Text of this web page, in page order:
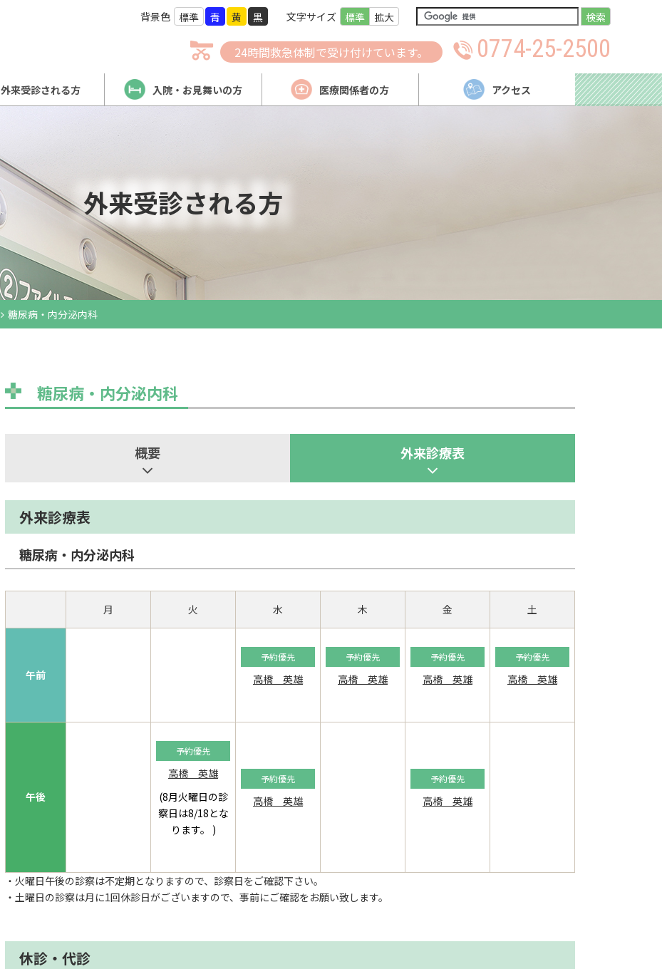
検索
文字サイズ 標準 拡大
背景色 標準 青 黄 黒
24時間救急体制で受け付けています。 0774-25-2500
外来受診される方 入院・お見舞いの方 医療関係者の方 アクセス
外来受診される方
糖尿病・内分泌内科
糖尿病・内分泌内科
概要 外来診療表
外来診療表
糖尿病・内分泌内科
月 火 水 木 金 土
午前
予約優先
高橋 英雄
予約優先
高橋 英雄
予約優先
高橋 英雄
予約優先
高橋 英雄
午後
予約優先
高橋 英雄
(8月火曜日の診
察日は8/18とな
ります。 )
予約優先
高橋 英雄
予約優先
高橋 英雄
・火曜日午後の診察は不定期となりますので、診察日をご確認下さい。
・土曜日の診察は月に1回休診日がございますので、事前にご確認をお願い致します。
休診・代診